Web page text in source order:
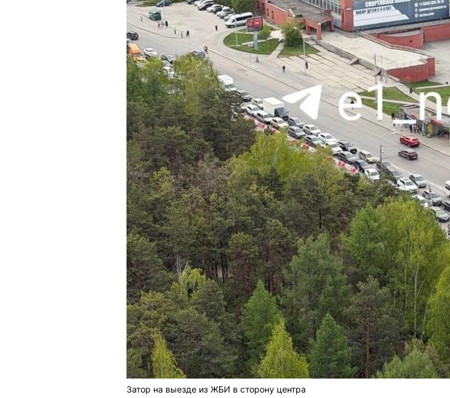
Затор на выезде из ЖБИ в сторону центра